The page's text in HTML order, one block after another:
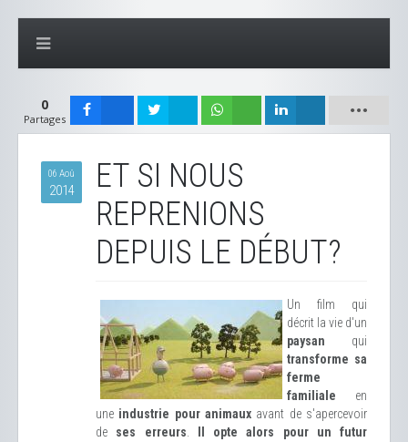
0
Partages
06 Aoû
2014
ET SI NOUS
REPRENIONS
DEPUIS LE DÉBUT?
Un film qui
décrit la vie d'un
paysan qui
transforme sa
ferme
familiale en
une industrie pour animaux avant de s'apercevoir
de ses erreurs
Il opte alors pour un futur